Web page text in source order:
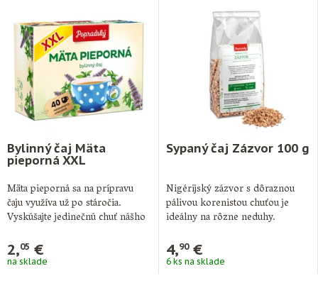
Bylinný čaj Mäta
pieporná XXL
Mäta pieporná sa na prípravu
čaju využíva už po stáročia.
Vyskúšajte jedinečnú chuť nášho
2,05 €
na sklade
Sypaný čaj Zázvor 100 g
Nigérijský zázvor s dôraznou
pálivou korenistou chuťou je
ideálny na rôzne neduhy.
4,90€
6 ks na sklade